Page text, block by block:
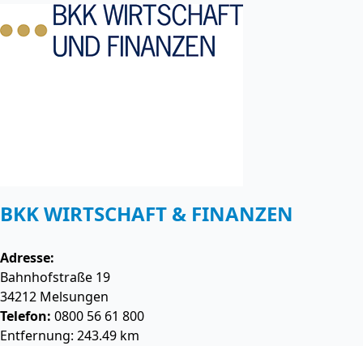
BKK WIRTSCHAFT & FINANZEN
Adresse:
Bahnhofstraße 19
34212 Melsungen
Telefon: 0800 56 61 800
Entfernung: 243.49 km